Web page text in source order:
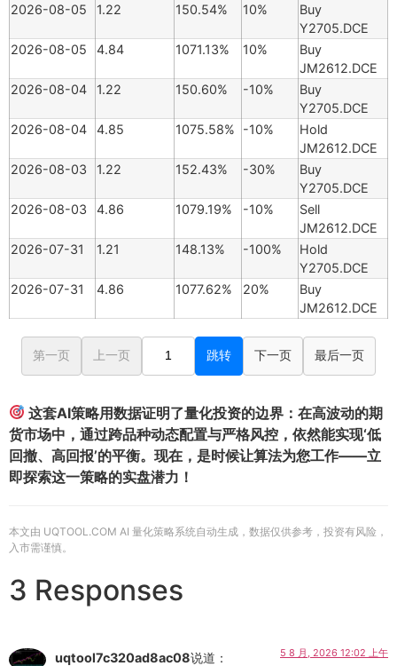
2026-08-05
1.22 150.54% 10%
Buy
Y2705.DCE
2026-08-05
4.84 1071.13% 10%
Buy
JM2612.DCE
2026-08-04
1.22 150.60% -10%
Buy
Y2705.DCE
2026-08-04
4.85 1075.58% -10%
Hold
JM2612.DCE
2026-08-03
1.22 152.43% -30%
Buy
Y2705.DCE
2026-08-03
4.86 1079.19% -10%
Sell
JM2612.DCE
2026-07-31
1.21 148.13% -100%
Hold
Y2705.DCE
2026-07-31
4.86 1077.62% 20%
Buy
JM2612.DCE
第一页 上一页 跳转 下一页 最后一页
这套AI策略用数据证明了量化投资的边界：在高波动的期
货市场中，通过跨品种动态配置与严格风控，依然能实现‘低
回撤、高回报’的平衡。现在，是时候让算法为您工作——立
即探索这一策略的实盘潜力！
本文由 UQTOOL.COM AI 量化策略系统自动生成，数据仅供参考，投资有风险，
入市需谨慎。
3 Responses
uqtool7c320ad8ac08说道： 5 8 月, 2026 12:02 上午